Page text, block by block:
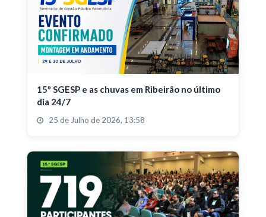
15º SGESP e as chuvas em Ribeirão no último
dia 24/7
25 de Julho de 2026, 13:58